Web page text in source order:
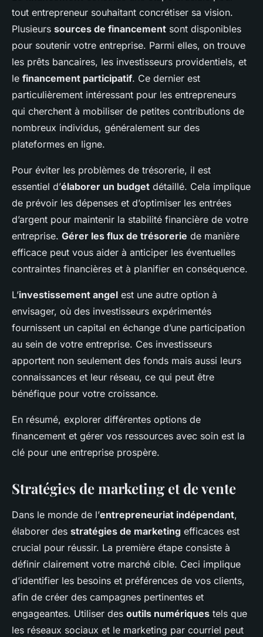
tout entrepreneur souhaitant concrétiser sa vision.
Plusieurs sources de financement sont disponibles
pour soutenir votre entreprise. Parmi elles, on trouve
les prêts bancaires, les investisseurs providentiels, et
le financement participatif. Ce dernier est
particulièrement intéressant pour les entrepreneurs
qui cherchent à mobiliser de petites contributions de
nombreux individus, généralement sur des
plateformes en ligne.
Pour éviter les problèmes de trésorerie, il est
essentiel d’élaborer un budget détaillé. Cela implique
de prévoir les dépenses et d’optimiser les entrées
d’argent pour maintenir la stabilité financière de votre
entreprise. Gérer les flux de trésorerie de manière
efficace peut vous aider à anticiper les éventuelles
contraintes financières et à planifier en conséquence.
L’investissement angel est une autre option à
envisager, où des investisseurs expérimentés
fournissent un capital en échange d’une participation
au sein de votre entreprise. Ces investisseurs
apportent non seulement des fonds mais aussi leurs
connaissances et leur réseau, ce qui peut être
bénéfique pour votre croissance.
En résumé, explorer différentes options de
financement et gérer vos ressources avec soin est la
clé pour une entreprise prospère.
Stratégies de marketing et de vente
Dans le monde de l’entrepreneuriat indépendant,
élaborer des stratégies de marketing efficaces est
crucial pour réussir. La première étape consiste à
définir clairement votre marché cible. Ceci implique
d’identifier les besoins et préférences de vos clients,
afin de créer des campagnes pertinentes et
engageantes. Utiliser des outils numériques tels que
les réseaux sociaux et le marketing par courriel peut